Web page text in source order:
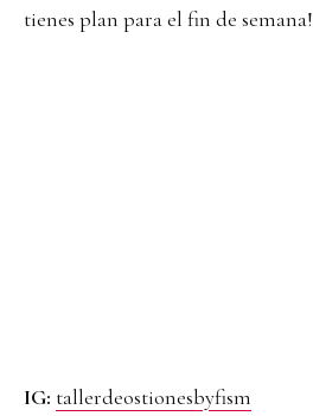
tienes plan para el fin de semana!
IG: tallerdeostionesbyfism